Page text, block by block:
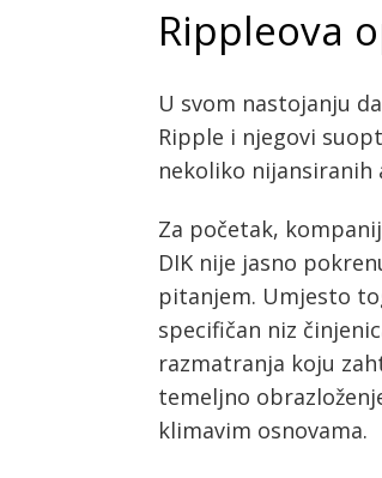
Rippleova
U svom nastojanju
Ripple i njegovi
nekoliko nijansiranih
Za početak,
DIK nije jasno
pitanjem. Umjesto
specifičan niz
razmatranja koju
temeljno
klimavim osnovama.